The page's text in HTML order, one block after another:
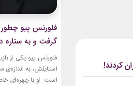
فلورنس پیو چطور
گرفت و به
تبدیل شد؟
فلورنس پیو یکی از
استایلش، به
است. او با چهره‌ای